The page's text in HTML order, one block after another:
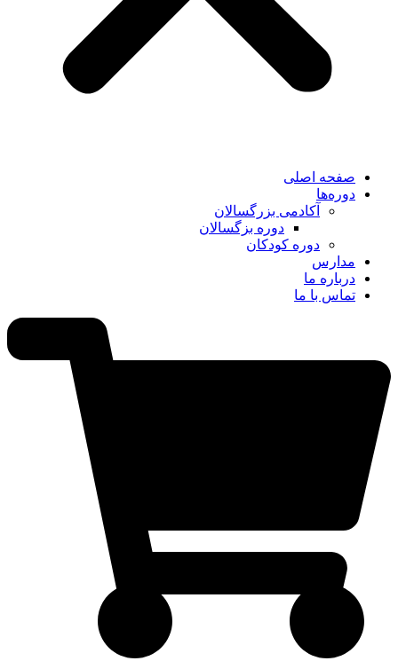
صفحه اصلی
دوره‌ها
آکادمی بزرگسالان
دوره بزگسالان
دوره کودکان
مدارس
درباره ما
تماس با ما